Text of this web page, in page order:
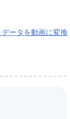
データを動画に変換